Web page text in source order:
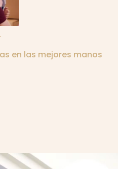
en las mejores manos